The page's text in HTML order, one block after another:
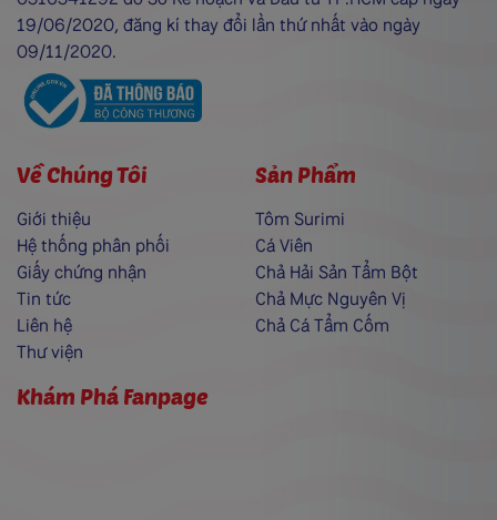
19/06/2020, đăng kí thay đổi lần thứ nhất vào ngày
09/11/2020.
Về Chúng Tôi
Giới thiệu
Hệ thống phân phối
Giấy chứng nhận
Tin tức
Liên hệ
Thư viện
Sản Phẩm
Tôm Surimi
Cá Viên
Chả Hải Sản Tẩm Bột
Chả Mực Nguyên Vị
Chả Cá Tẩm Cốm
Khám Phá Fanpage